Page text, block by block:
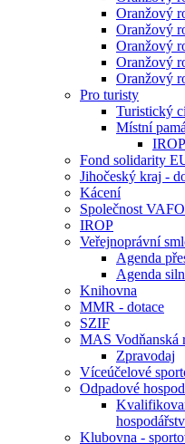
Oranžový
Oranžový
Oranžový
Oranžový
Oranžový
Pro turisty
Turistický
Místní
IROP
Fond solidarity
Jihočeský kraj -
Kácení
Společnost
IROP
Veřejnoprávní
Agenda
Agenda
Knihovna
MMR - dotace
SZIF
MAS Vodňanská
Zpravodaj
Víceúčelové
Odpadové
Klubovna -